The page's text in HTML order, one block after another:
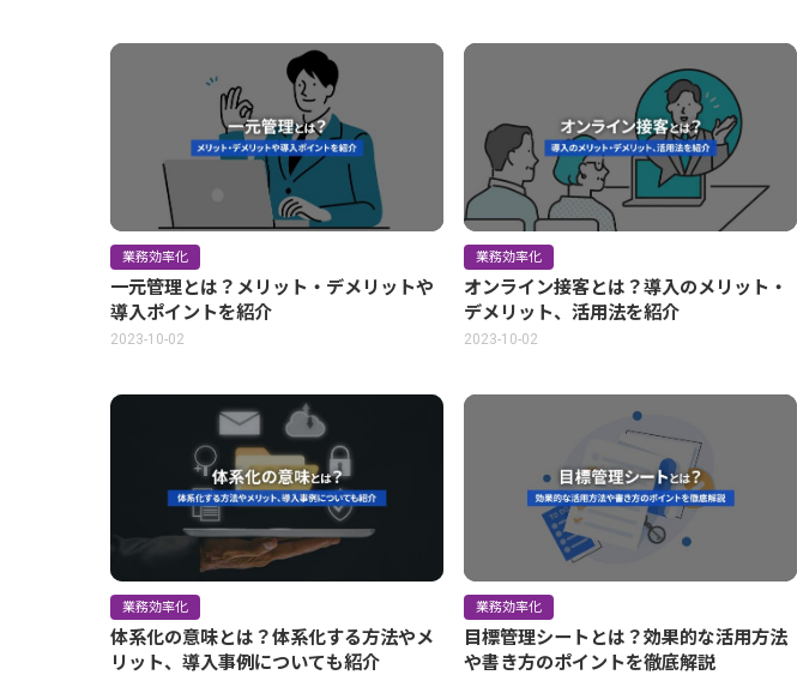
業務効率化
一元管理とは？メリット・デメリットや
導入ポイントを紹介
2023-10-02
業務効率化
オンライン接客とは？導入のメリット・
デメリット、活用法を紹介
2023-10-02
業務効率化
体系化の意味とは？体系化する方法やメ
リット、導入事例についても紹介
業務効率化
目標管理シートとは？効果的な活用方法
や書き方のポイントを徹底解説